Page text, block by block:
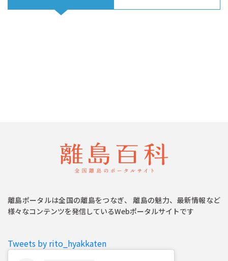
離島ポータルは全国の離島をつなぎ、 離島の魅力、最新情報など
様々なコンテンツを発信しているWebポータルサイトです
Tweets by rito_hyakkaten